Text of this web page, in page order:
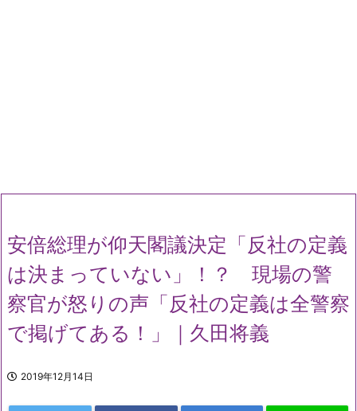
安倍総理が仰天閣議決定「反社の定義
は決まっていない」！？ 現場の警
察官が怒りの声「反社の定義は全警察
で掲げてある！」｜久田将義
2019年12月14日